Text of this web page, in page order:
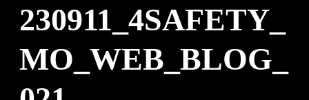
230911_4SAFETY_
MO_WEB_BLOG_